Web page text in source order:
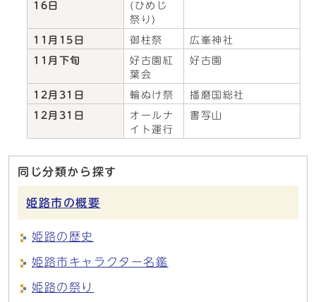
16日
(ひめじ
祭り)
11月15日 御柱祭 広峯神社
11月下旬
好古園紅
葉会
好古園
12月31日 輪ぬけ祭 播磨国総社
12月31日
オールナ
イト運行
書写山
同じ分類から探す
姫路市の概要
姫路の歴史
姫路市キャラクター名鑑
姫路の祭り